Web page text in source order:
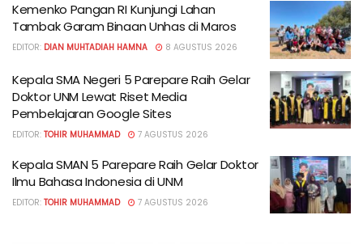
Kemenko Pangan RI Kunjungi Lahan
Tambak Garam Binaan Unhas di Maros
EDITOR: DIAN MUHTADIAH HAMNA 8 AGUSTUS 2026
Kepala SMA Negeri 5 Parepare Raih Gelar
Doktor UNM Lewat Riset Media
Pembelajaran Google Sites
EDITOR: TOHIR MUHAMMAD 7 AGUSTUS 2026
Kepala SMAN 5 Parepare Raih Gelar Doktor
Ilmu Bahasa Indonesia di UNM
EDITOR: TOHIR MUHAMMAD 7 AGUSTUS 2026